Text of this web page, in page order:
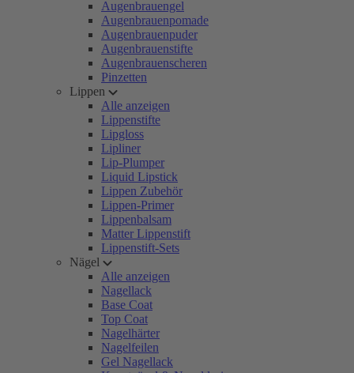
Augenbrauengel
Augenbrauenpomade
Augenbrauenpuder
Augenbrauenstifte
Augenbrauenscheren
Pinzetten
Lippen
Alle anzeigen
Lippenstifte
Lipgloss
Lipliner
Lip-Plumper
Liquid Lipstick
Lippen Zubehör
Lippen-Primer
Lippenbalsam
Matter Lippenstift
Lippenstift-Sets
Nägel
Alle anzeigen
Nagellack
Base Coat
Top Coat
Nagelhärter
Nagelfeilen
Gel Nagellack